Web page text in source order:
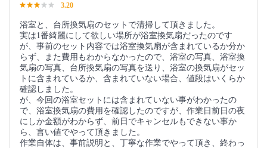
3.20
浴室と、台所換気扇のセットで清掃して頂きました。
実は1番綺麗にして欲しい場所が浴室換気扇だったのです
が、事前のセット内容では浴室換気扇が含まれているか分か
らず、また費用もわからなかったので、浴室の写真、浴室換
気扇の写真、台所換気扇の写真を送り、浴室の換気扇がセッ
トに含まれているか、含まれていない場合、値段はいくらか
確認しました。
が、今回の浴室セットには含まれていない事がわかったの
で、浴室換気扇の費用を確認したのですが、作業日前日の夜
にしか金額がわからず、前日でキャンセルもできない事か
ら、言い値でやって頂きました。
作業自体は、事前説明と、丁寧な作業でやって頂き、終わっ